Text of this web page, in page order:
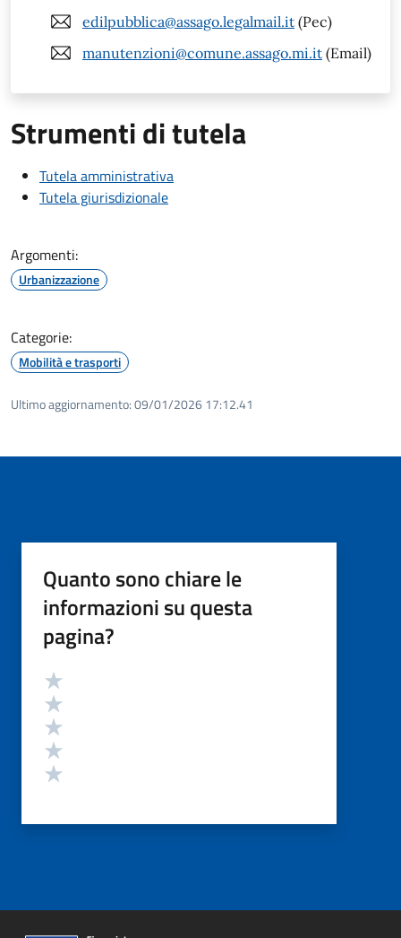
edilpubblica@assago.legalmail.it (Pec)
manutenzioni@comune.assago.mi.it (Email)
Strumenti di tutela
Tutela amministrativa
Tutela giurisdizionale
Argomenti:
Urbanizzazione
Categorie:
Mobilità e trasporti
Ultimo aggiornamento:09/01/2026 17:12.41
Quanto sono chiare le
informazioni su questa
pagina?
Valutazione